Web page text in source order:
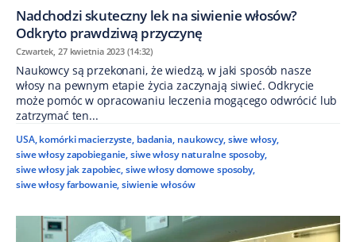
Nadchodzi skuteczny lek na siwienie włosów?
Odkryto prawdziwą przyczynę
Czwartek, 27 kwietnia 2023 (14:32)
Naukowcy są przekonani, że wiedzą, w jaki sposób nasze
włosy na pewnym etapie życia zaczynają siwieć. Odkrycie
może pomóc w opracowaniu leczenia mogącego odwrócić lub
zatrzymać ten...
USA, komórki macierzyste, badania, naukowcy,siwe włosy,
siwe włosy zapobieganie,siwe włosy naturalne sposoby,
siwe włosy jak zapobiec,siwe włosy domowe sposoby,
siwe włosy farbowanie,siwienie włosów